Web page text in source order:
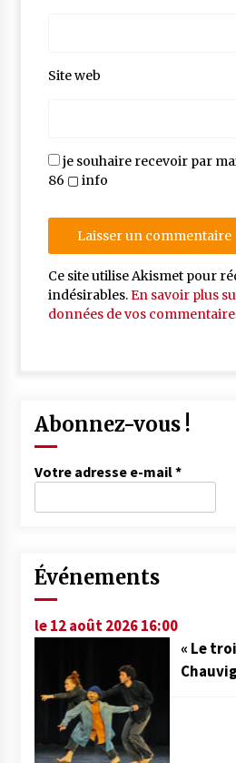
Site web
je souhaire recevoir par
86 ▢ info
Ce site utilise Akismet pour
indésirables.En savoir plus
données de vos
Abonnez-vous !
Votre adresse e-mail*
Événements
le 12 août 2026 16:00
« Le